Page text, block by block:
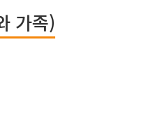
가족)